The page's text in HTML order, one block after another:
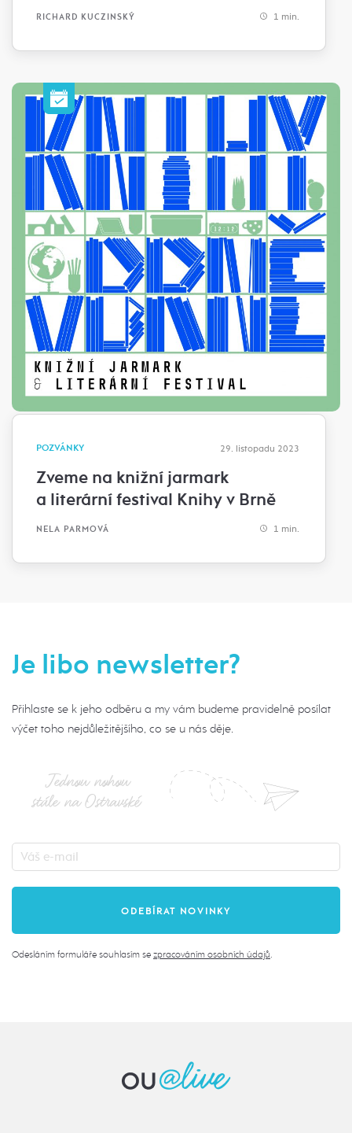
RICHARD KUCZINSKÝ 1 min.
POZVÁNKY 29. listopadu 2023
Zveme na knižní jarmark
a literární festival Knihy v Brně
NELA PARMOVÁ 1 min.
Je libo newsletter?
Přihlaste se k jeho odběru a my vám budeme pravidelně posílat
výčet toho nejdůležitějšího, co se u nás děje.
Jednou nohou
stále na Ostravské
Odesláním formuláře souhlasím se zpracováním osobních údajů.